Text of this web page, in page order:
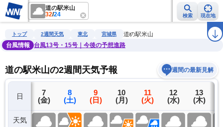
道の駅米山
32/24 検索 現在地
雨雲レーダー 台風情報 地震情報 警報・注意報 ラ
トップ 2週間天気 東北 宮城県
道の駅米山
台風情報
台風13号・15号｜今後の予想進路
道の駅米山の2週間天気予報 週間の最新見解
日
天気
6
(木)
7
(金)
8
(土)
9
(日)
10
(月)
11
(火)
12
(水)
13
(木)